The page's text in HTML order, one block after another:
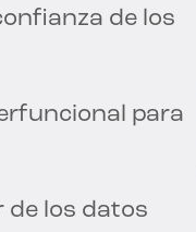
de los
para
de los datos